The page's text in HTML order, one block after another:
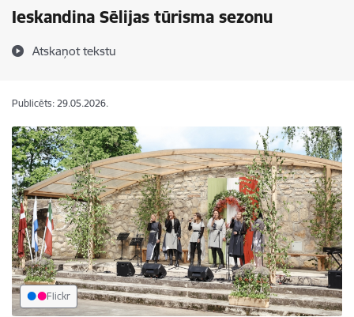
Ieskandina Sēlijas tūrisma sezonu
Atskaņot tekstu
Publicēts: 29.05.2026.
Flickr